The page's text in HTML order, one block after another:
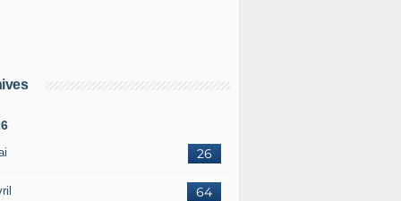
26
64